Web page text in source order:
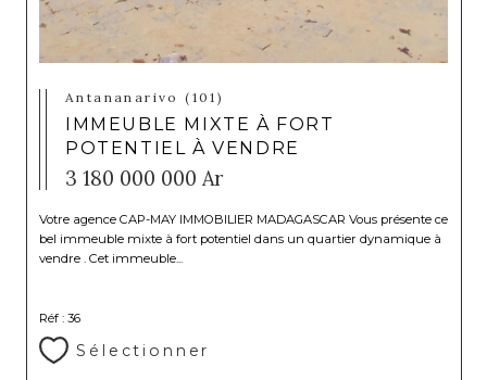
Antananarivo (101)
IMMEUBLE MIXTE À FORT
POTENTIEL À VENDRE
3 180 000 000 Ar
Votre agence CAP-MAY IMMOBILIER MADAGASCAR Vous présente ce
bel immeuble mixte à fort potentiel dans un quartier dynamique à
vendre . Cet immeuble...
Réf : 36
Sélectionner